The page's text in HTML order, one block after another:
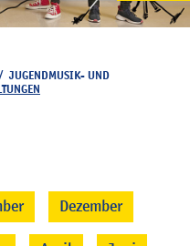
JUGENDMUSIK- UND
Dezember